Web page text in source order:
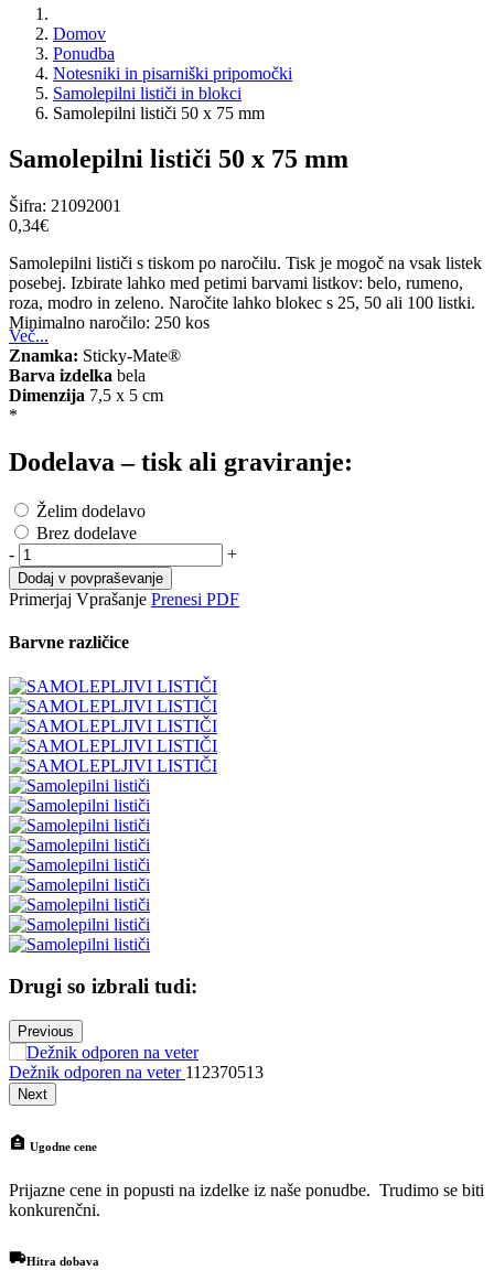
Domov
Ponudba
Notesniki in pisarniški pripomočki
Samolepilni lističi in blokci
Samolepilni lističi 50 x 75 mm
Samolepilni lističi 50 x 75 mm
Šifra: 21092001
0,34‎€
Samolepilni lističi s tiskom po naročilu. Tisk je mogoč na vsak listek
posebej. Izbirate lahko med petimi barvami listkov: belo, rumeno,
roza, modro in zeleno. Naročite lahko blokec s 25, 50 ali 100 listki.
Minimalno naročilo: 250 kos
Več...
Znamka: Sticky-Mate®
Barva izdelka bela
Dimenzija 7,5 x 5 cm
*
Dodelava – tisk ali graviranje:
Želim dodelavo
Brez dodelave
-
+
Dodaj v povpraševanje
Primerjaj Vprašanje Prenesi PDF
Barvne različice
Drugi so izbrali tudi:
Previous
Dežnik odporen na veter 112370513
Next
Ugodne cene
Prijazne cene in popusti na izdelke iz naše ponudbe. Trudimo se biti
konkurenčni.
Hitra dobava